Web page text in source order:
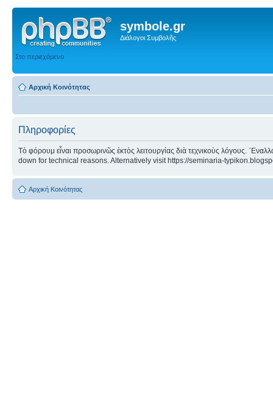
symbole.gr
Διάλογοι Συμβολῆς
Στο περιεχόμενο
Αρχική Κοινότητας
Πληροφορίες
Τὸ φόρουμ εἶναι προσωρινῶς ἐκτὸς λειτουργίας διὰ τεχνικοὺς λόγους.
down for technical reasons. Alternatively visit https://seminaria-
Αρχική Κοινότητας